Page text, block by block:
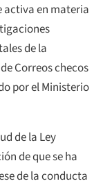
activa en materia
de la
Correos checos
por el Ministerio
de la Ley
de que se ha
de la conducta